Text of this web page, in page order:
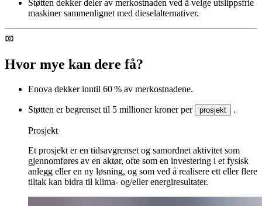
Støtten dekker deler av merkostnaden ved å velge utslippsfrie
maskiner sammenlignet med dieselalternativer.
Hvor mye kan dere få?
Enova dekker inntil 60 % av merkostnadene.
Støtten er begrenset til 5 millioner kroner per prosjekt .
Prosjekt
Et prosjekt er en tidsavgrenset og samordnet aktivitet som
gjennomføres av en aktør, ofte som en investering i et fysisk
anlegg eller en ny løsning, og som ved å realisere ett eller flere
tiltak kan bidra til klima- og/eller energiresultater.